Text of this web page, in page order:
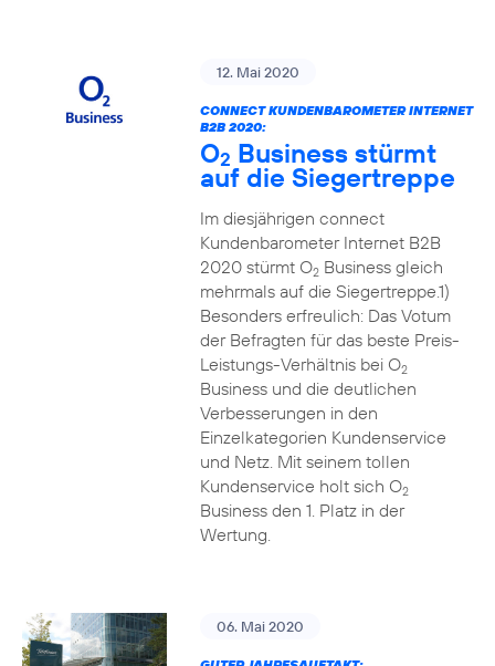
12. Mai 2020
CONNECT KUNDENBAROMETER INTERNET
B2B 2020:
O2 Business stürmt
auf die Siegertreppe
Im diesjährigen connect
Kundenbarometer Internet B2B
2020 stürmt O2Business gleich
mehrmals auf die Siegertreppe.1)
Besonders erfreulich: Das Votum
der Befragten für das beste Preis-
Leistungs-Verhältnis bei O2
Business und die deutlichen
Verbesserungen in den
Einzelkategorien Kundenservice
und Netz. Mit seinem tollen
Kundenservice holt sich O2
Business den 1. Platz in der
Wertung.
06. Mai 2020